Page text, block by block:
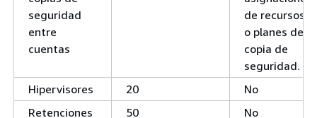
seguridad
entre
cuentas
de recursos
o planes de
copia de
seguridad.
Hipervisores
20
No
Retenciones
50 No